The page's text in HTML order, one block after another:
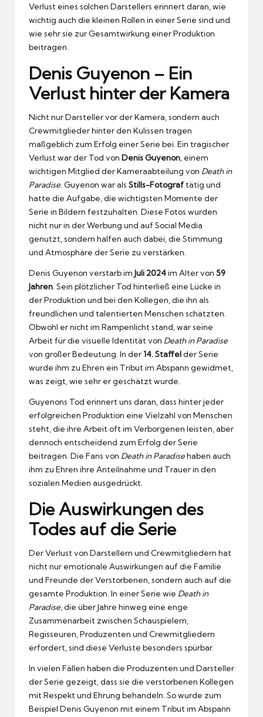
Verlust eines solchen Darstellers erinnert daran, wie
wichtig auch die kleinen Rollen in einer Serie sind und
wie sehr sie zur Gesamtwirkung einer Produktion
beitragen.
Denis Guyenon – Ein
Verlust hinter der Kamera
Nicht nur Darsteller vor der Kamera, sondern auch
Crewmitglieder hinter den Kulissen tragen
maßgeblich zum Erfolg einer Serie bei. Ein tragischer
Verlust war der Tod von Denis Guyenon, einem
wichtigen Mitglied der Kameraabteilung von Death in
Paradise. Guyenon war als Stills-Fotograf tätig und
hatte die Aufgabe, die wichtigsten Momente der
Serie in Bildern festzuhalten. Diese Fotos wurden
nicht nur in der Werbung und auf Social Media
genutzt, sondern halfen auch dabei, die Stimmung
und Atmosphäre der Serie zu verstärken.
Denis Guyenon verstarb im Juli 2024im Alter von 59
Jahren. Sein plötzlicher Tod hinterließ eine Lücke in
der Produktion und bei den Kollegen, die ihn als
freundlichen und talentierten Menschen schätzten.
Obwohl er nicht im Rampenlicht stand, war seine
Arbeit für die visuelle Identität von Death in Paradise
von großer Bedeutung. In der14. Staffelder Serie
wurde ihm zu Ehren ein Tribut im Abspann gewidmet,
was zeigt, wie sehr er geschätzt wurde.
Guyenons Tod erinnert uns daran, dass hinter jeder
erfolgreichen Produktion eine Vielzahl von Menschen
steht, die ihre Arbeit oft im Verborgenen leisten, aber
dennoch entscheidend zum Erfolg der Serie
beitragen. Die Fans von Death in Paradisehaben auch
ihm zu Ehren ihre Anteilnahme und Trauer in den
sozialen Medien ausgedrückt.
Die Auswirkungen des
Todes auf die Serie
Der Verlust von Darstellern und Crewmitgliedern hat
nicht nur emotionale Auswirkungen auf die Familie
und Freunde der Verstorbenen, sondern auch auf die
gesamte Produktion. In einer Serie wie Death in
Paradise, die über Jahre hinweg eine enge
Zusammenarbeit zwischen Schauspielern,
Regisseuren, Produzenten und Crewmitgliedern
erfordert, sind diese Verluste besonders spürbar.
In vielen Fällen haben die Produzenten und Darsteller
der Serie gezeigt, dass sie die verstorbenen Kollegen
mit Respekt und Ehrung behandeln. So wurde zum
Beispiel Denis Guyenon mit einem Tribut im Abspann